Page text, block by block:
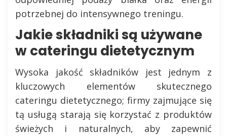
potrzebnej do intensywnego treningu.
Jakie składniki są używane
w cateringu dietetycznym
Wysoka jakość składników jest jednym z
kluczowych elementów skutecznego
cateringu dietetycznego; firmy zajmujące się
tą usługą starają się korzystać z produktów
świeżych i naturalnych, aby zapewnić